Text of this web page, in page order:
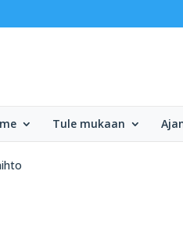
Tule mukaan